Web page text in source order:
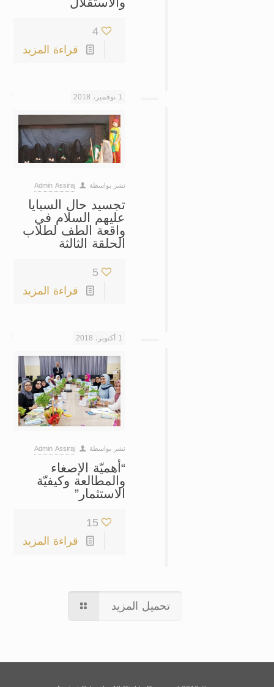
4
قراءة المزيد
1 نوفمبر، 2018
نشر بواسطة Admin Assiraj
تجسيد حال السبايا
عليهم السلام في
واقعة الطف لطلاب
الحلقة الثالثة
5
قراءة المزيد
1 أكتوبر، 2018
نشر بواسطة Admin Assiraj
“أهميّة الإصغاء
والمطالعة وكيفيّة
الاستثمار”
15
قراءة المزيد
تحميل المزيد